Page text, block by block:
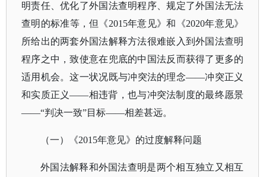
明责任、优化了外国法查明程序、规定了外国法无法
查明的标准等，但《2015年意见》和《2020年意见》
所给出的两套外国法解释方法很难嵌入到外国法查明
程序之中，致使意在兜底的中国法反而获得了更多的
适用机会。这一状况既与冲突法的理念——冲突正义
和实质正义——相违背，也与冲突法制度的最终愿景
——“判决一致”目标——相差甚远。
（一） 《2015年意见》的过度解释问题
外国法解释和外国法查明是两个相互独立又相互